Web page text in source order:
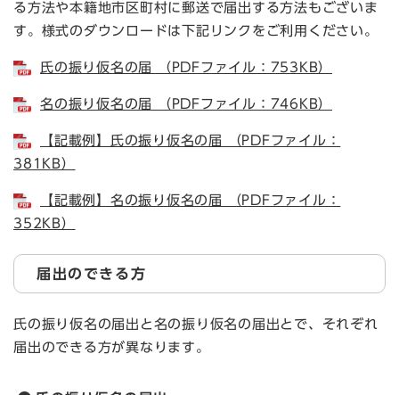
る方法や本籍地市区町村に郵送で届出する方法もございま
す。様式のダウンロードは下記リンクをご利用ください。
氏の振り仮名の届 （PDFファイル：753KB）
名の振り仮名の届 （PDFファイル：746KB）
【記載例】氏の振り仮名の届 （PDFファイル：
381KB）
【記載例】名の振り仮名の届 （PDFファイル：
352KB）
届出のできる方
氏の振り仮名の届出と名の振り仮名の届出とで、それぞれ
届出のできる方が異なります。